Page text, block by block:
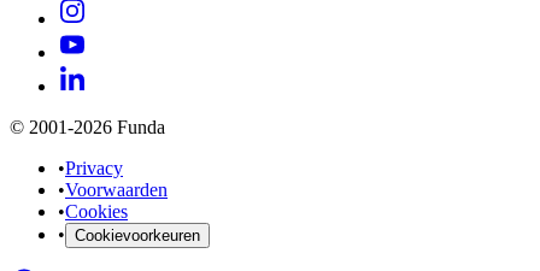
© 2001-2026 Funda
•Privacy
•Voorwaarden
•Cookies
• Cookievoorkeuren